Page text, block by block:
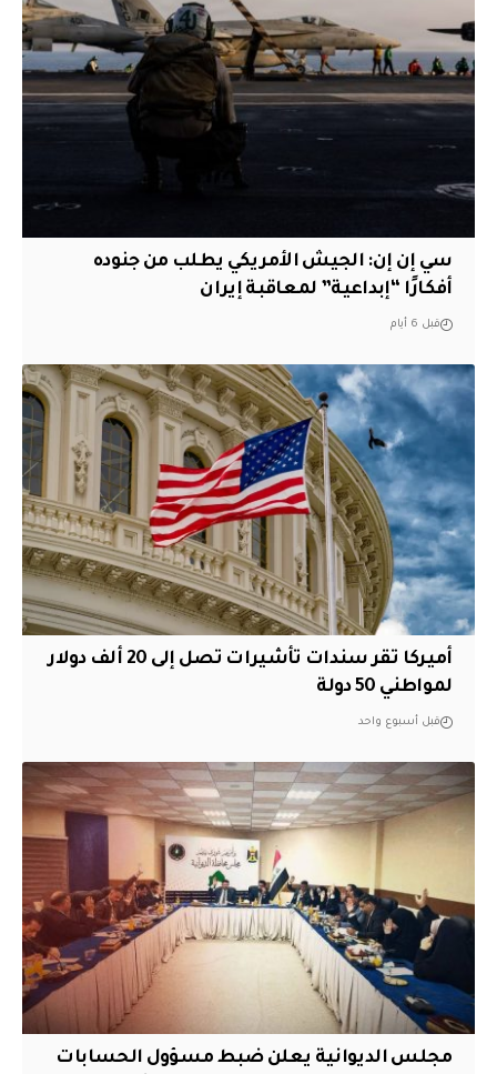
سي إن إن: الجيش الأمريكي يطلب من جنوده
أفكارًا “إبداعية” لمعاقبة إيران
قبل 6 أيام
أميركا تقر سندات تأشيرات تصل إلى 20 ألف دولار
لمواطني 50 دولة
قبل أسبوع واحد
مجلس الديوانية يعلن ضبط مسؤول الحسابات